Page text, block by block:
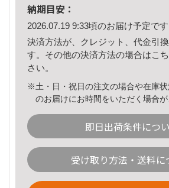
納期目安：
2026.07.19 9:33頃のお届け予定です
決済方法が、クレジット、代金引
す。その他の決済方法の場合はこ
さい。
※土・日・祝日の注文の場合や在庫
のお届けにお時間をいただく場合が
即日出荷条件につ
受け取り方法・送料に